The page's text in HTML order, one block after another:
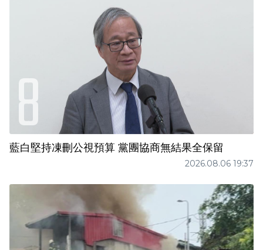
藍白堅持凍刪公視預算 黨團協商無結果全保留
2026.08.06 19:37